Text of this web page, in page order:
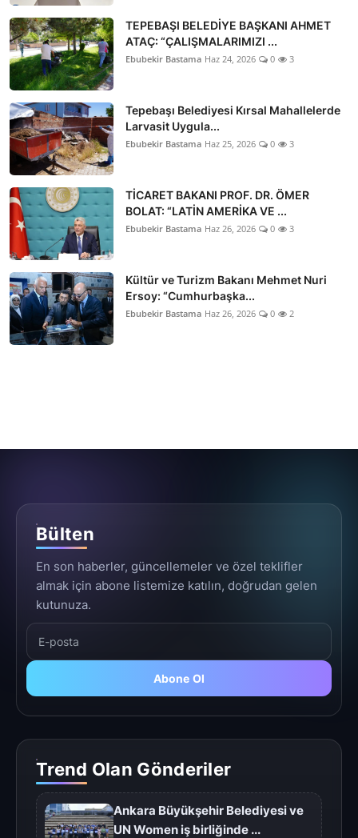
TEPEBAŞI BELEDİYE BAŞKANI AHMET
ATAÇ: “ÇALIŞMALARIMIZI ...
Ebubekir Bastama Haz 24, 2026 0 3
Tepebaşı Belediyesi Kırsal Mahallelerde
Larvasit Uygula...
Ebubekir Bastama Haz 25, 2026 0 3
TİCARET BAKANI PROF. DR. ÖMER
BOLAT: “LATİN AMERİKA VE ...
Ebubekir Bastama Haz 26, 2026 0 3
Kültür ve Turizm Bakanı Mehmet Nuri
Ersoy: “Cumhurbaşka...
Ebubekir Bastama Haz 26, 2026 0 2
Bülten
En son haberler, güncellemeler ve özel teklifler
almak için abone listemize katılın, doğrudan gelen
kutunuza.
Abone Ol
Trend Olan Gönderiler
Ankara Büyükşehir Belediyesi ve
UN Women iş birliğinde ...